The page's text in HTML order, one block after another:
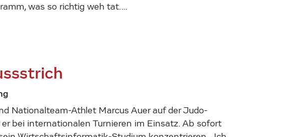
was so richtig weh tat.…
Nationalteam-Athlet Marcus Auer auf der Judo-
bei internationalen Turnieren im Einsatz. Ab sofort